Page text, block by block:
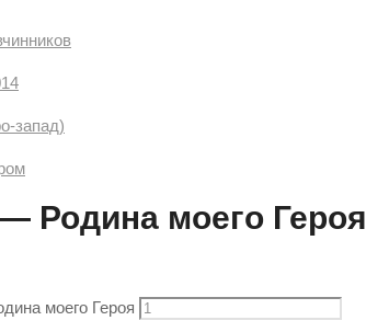
запад)
Родина моего Героя
моего Героя